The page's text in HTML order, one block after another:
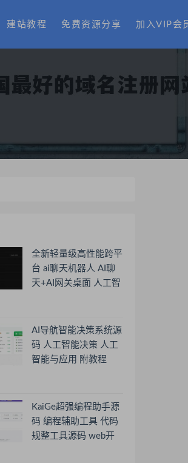
建站教程 免费资源分享 加入VIP会
全新轻量级高性能跨平
台 ai聊天机器人 AI聊
天+AI网关桌面 人工智
AI导航智能决策系统源
码 人工智能决策 人工
智能与应用 附教程
KaiGe超强编程助手源
码 编程辅助工具 代码
规整工具源码 web开